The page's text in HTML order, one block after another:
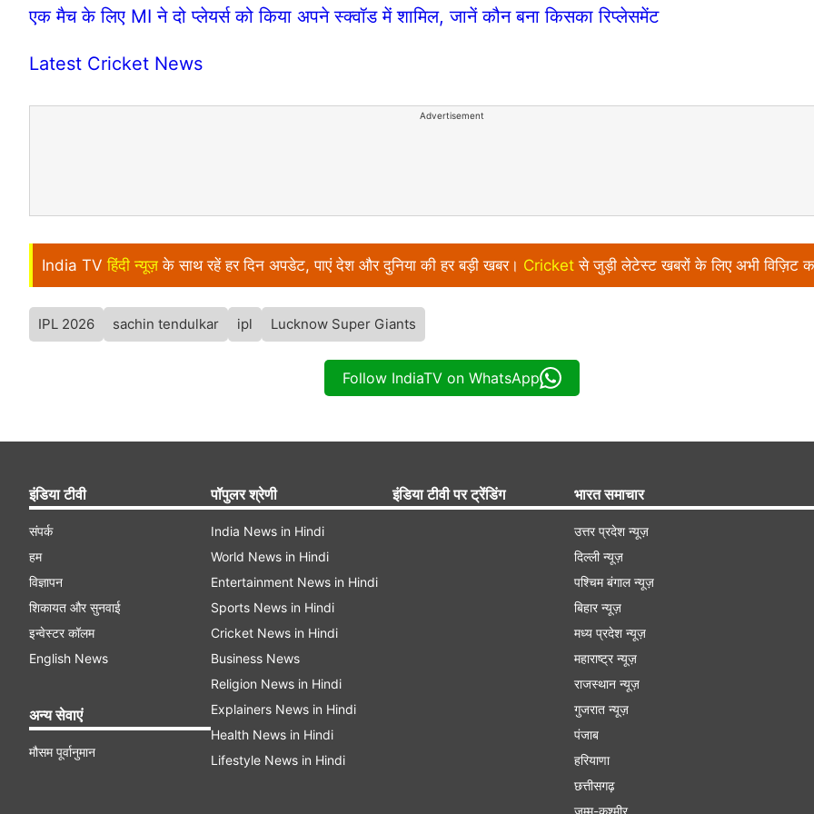
एक मैच के लिए MI ने दो प्लेयर्स को किया अपने स्क्वॉड में शामिल, जानें कौन बना किसका रिप्लेसमेंट
Latest Cricket News
Advertisement
India TV हिंदी न्यूज़ के साथ रहें हर दिन अपडेट, पाएं देश और दुनिया की हर बड़ी खबर। Cricket से जुड़ी लेटेस्ट खबरों के लिए अभी विज़िट
IPL 2026 sachin tendulkar ipl Lucknow Super Giants
Follow IndiaTV on WhatsApp
इंडिया टीवी
संपर्क
हम
विज्ञापन
शिकायत और सुनवाई
इन्वेस्टर कॉलम
English News
अन्य सेवाएं
मौसम पूर्वानुमान
पॉपुलर श्रेणी
India News in Hindi
World News in Hindi
Entertainment News in Hindi
Sports News in Hindi
Cricket News in Hindi
Business News
Religion News in Hindi
Explainers News in Hindi
Health News in Hindi
Lifestyle News in Hindi
इंडिया टीवी पर ट्रेंडिंग भारत समाचार
उत्तर प्रदेश न्यूज़
दिल्ली न्यूज़
पश्चिम बंगाल न्यूज़
बिहार न्यूज़
मध्य प्रदेश न्यूज़
महाराष्ट्र न्यूज़
राजस्थान न्यूज़
गुजरात न्यूज़
पंजाब
हरियाणा
छत्तीसगढ़